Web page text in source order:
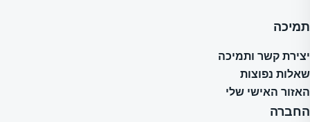
תמיכה
יצירת קשר ותמיכה
שאלות נפוצות
האזור האישי שלי
החברה